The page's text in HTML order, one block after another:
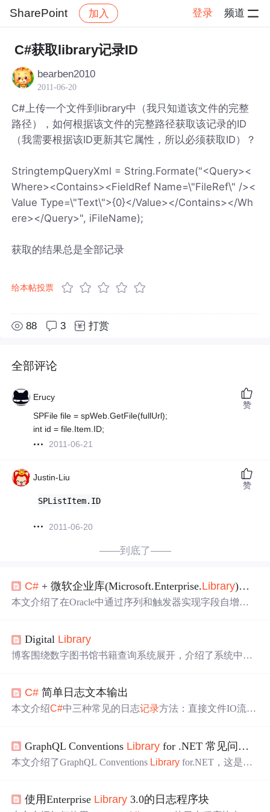
SharePoint 加入 登录 频道
社区 SharePoint 帖子详情
C#获取library记录ID
bearben2010
2011-06-20
C#上传一个文件到library中（我只知道该文件的完整
路径），如何根据该文件的完整路径获取该记录的ID
（我需要根据该ID更新其它属性，所以必须获取ID）？
StringtempQueryXml = String.Formate("<Query><
Where><Contains><FieldRef Name=\"FileRef\" /><
Value Type=\"Text\">{0}</Value></Contains></Wh
ere></Query>", iFileName);
获取的结果总是全部记录
给本帖投票
88 3 打赏
全部评论
Erucy
SPFile file = spWeb.GetFile(fullUrl);
int id = file.Item.ID;
2011-06-21
赞
Justin-Liu
SPListItem.ID
2011-06-20
赞
——到底了——
C# + 微软企业库(Microsoft.Enterprise.Library)，实现Oracle字段自增的应用
本文介绍了在Oracle中通过序列和触发器实现字段自增，
取值再插入、利用存储过程以及存储过程结合触发器，并
提供了相应的代码示例。
Digital Library
博客围绕数字图书馆书籍查询系统展开，介绍了系统中每
询某关键信息时，需按ID升序输出相关书籍，还提及编程
时关闭同步会导致换行错乱问题。
C# 简单日志文本输出
本文介绍C#中三种常见的日志记录方法：直接文件IO流写
程。GraphQL Conventions Library for .NET 常见问题解决方案
本文介绍了GraphQL Conventions Library for.NET，这是用
别给出检查依赖项、属性注解、查询语法等解决步骤，助
使用Enterprise Library 3.0的日志程序块